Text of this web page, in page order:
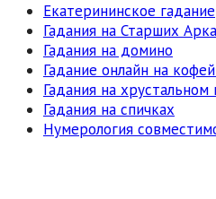
Екатерининское гадание
Гадания на Старших
Гадания на домино
Гадание онлайн на
Гадания на
Гадания на спичках
Нумерология